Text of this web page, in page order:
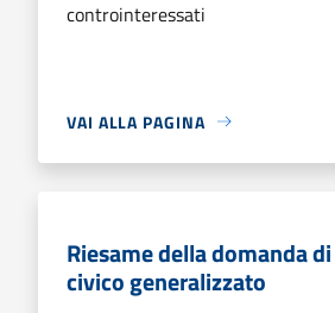
controinteressati
VAI ALLA PAGINA
Riesame della domanda
civico generalizzato